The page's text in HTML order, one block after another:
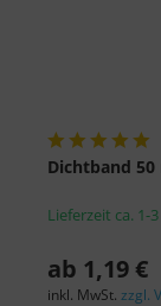
Dichtband
Lieferzeit ca. 1-
ab 1,19 €
inkl. MwSt. zzgl.